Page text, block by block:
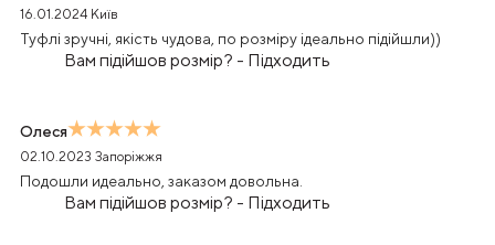
16.01.2024 Київ
Туфлі зручні, якість чудова, по розміру ідеально підійшли))
Вам підійшов розмір? - Підходить
Олеся
02.10.2023 Запоріжжя
Подошли идеально, заказом довольна.
Вам підійшов розмір? - Підходить